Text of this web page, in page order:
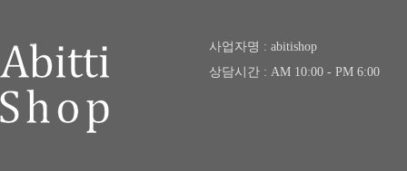
사업자명 : abitishop
상담시간 : AM 10:00 - PM 6:00